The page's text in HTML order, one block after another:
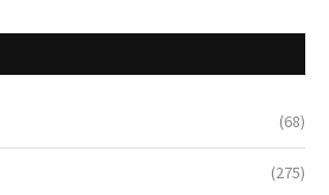
(68)
(275)